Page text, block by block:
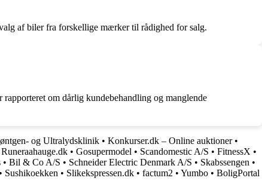
af biler fra forskellige mærker til rådighed for salg.
om dårlig kundebehandling og manglende
og Ultralydsklinik • Konkurser.dk – Online auktioner•
Runeraahauge.dk • Gosupermodel • Scandomestic A/S • FitnessX •
• Bil & Co A/S • Schneider Electric Denmark A/S • Skabssengen •
• Sushikoekken • Slikekspressen.dk • factum2 • Yumbo • BoligPortal